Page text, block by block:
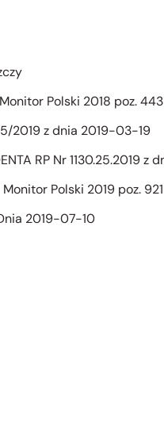
Monitor Polski 2018 poz. 443
2019 z dnia 2019-03-19
RP Nr 1130.25.2019
Polski 2019 poz. 921
2019-07-10